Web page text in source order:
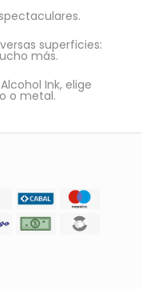
superficies:
más.
Ink, elige
o metal.